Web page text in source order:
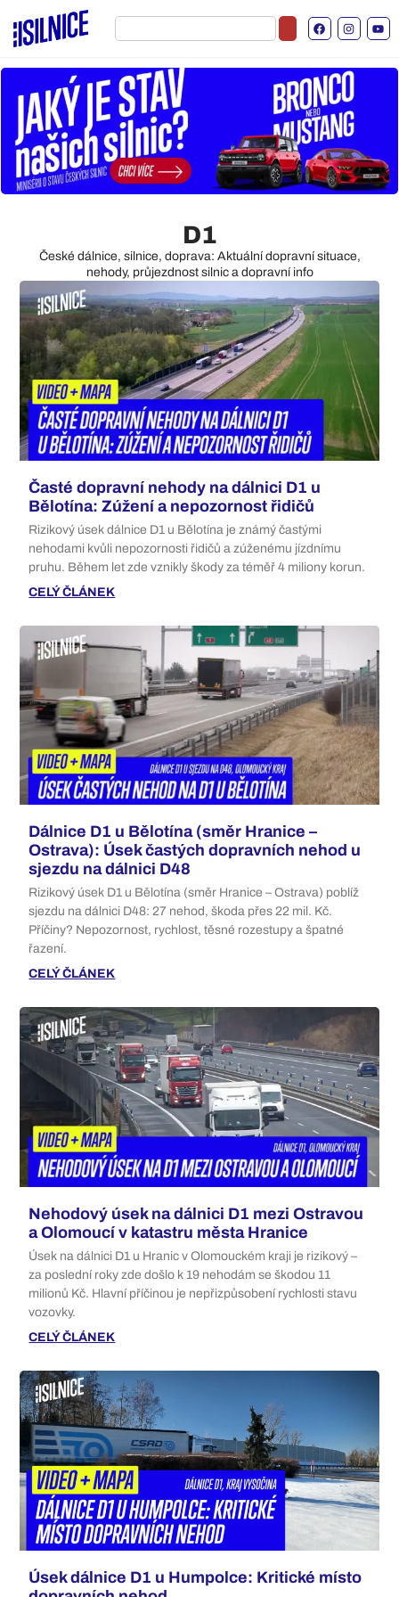
D1
České dálnice, silnice, doprava: Aktuální dopravní situace,
nehody, průjezdnost silnic a dopravní info
Časté dopravní nehody na dálnici D1 u
Bělotína: Zúžení a nepozornost řidičů
Rizikový úsek dálnice D1 u Bělotína je známý častými
nehodami kvůli nepozornosti řidičů a zúženému jízdnímu
pruhu. Během let zde vznikly škody za téměř 4 miliony korun.
CELÝ ČLÁNEK
Dálnice D1 u Bělotína (směr Hranice –
Ostrava): Úsek častých dopravních nehod u
sjezdu na dálnici D48
Rizikový úsek D1 u Bělotína (směr Hranice – Ostrava) poblíž
sjezdu na dálnici D48: 27 nehod, škoda přes 22 mil. Kč.
Příčiny? Nepozornost, rychlost, těsné rozestupy a špatné
řazení.
CELÝ ČLÁNEK
Nehodový úsek na dálnici D1 mezi Ostravou
a Olomoucí v katastru města Hranice
Úsek na dálnici D1 u Hranic v Olomouckém kraji je rizikový –
za poslední roky zde došlo k 19 nehodám se škodou 11
milionů Kč. Hlavní příčinou je nepřizpůsobení rychlosti stavu
vozovky.
CELÝ ČLÁNEK
Úsek dálnice D1 u Humpolce: Kritické místo